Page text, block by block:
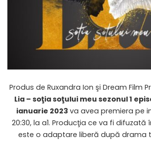
Produs de Ruxandra Ion şi Dream Film
Lia – soţia soţului meu sezonul 1
ianuarie 2023 va avea premiera pe
20:30, la a1. Producţia ce va fi difuzată
este o adaptare liberă după drama